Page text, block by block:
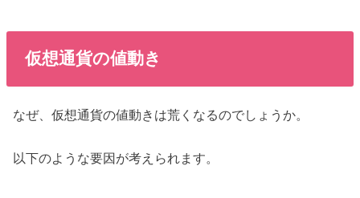
仮想通貨の値動き
なぜ、仮想通貨の値動きは荒くなるのでしょうか。
以下のような要因が考えられます。